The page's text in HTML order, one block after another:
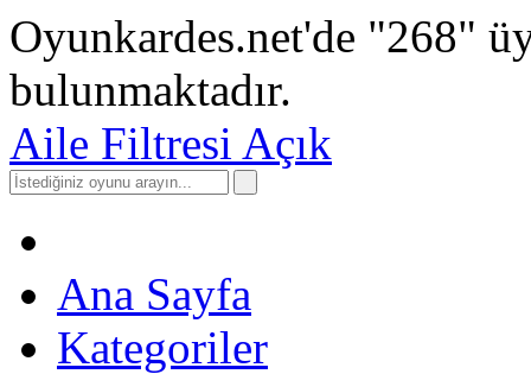
Oyunkardes.net'de "268"
bulunmaktadır.
Aile Filtresi Açık
Ana Sayfa
Kategoriler